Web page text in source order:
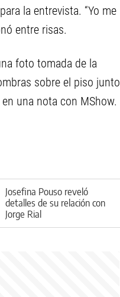
la entrevista. “Yo me
entre risas.
foto tomada de la
sobre el piso junto
una nota con MShow.
Josefina Pouso reveló
detalles de su relación con
Jorge Rial